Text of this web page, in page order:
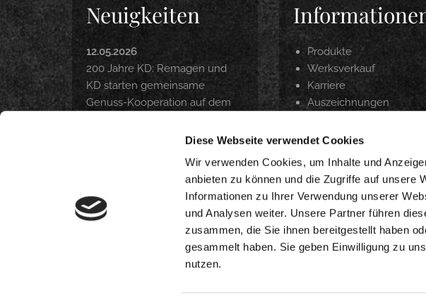
Diese Webseite verwendet Cookies
Wir verwenden Cookies, um Inhalte und
anbieten zu können und die Zugriffe auf unsere
Informationen zu Ihrer Verwendung unserer
und Analysen weiter. Unsere Partner führen
zusammen, die Sie ihnen bereitgestellt haben
gesammelt haben. Sie geben Einwilligung zu
nutzen.
Neuigkeiten
12.05.2026
200 Jahre KD: Remagen und
KD starten gemeinsame
Genuss-Kooperation auf dem
Langfristig Qualität unter
18.03.2026
DANKE. INTERNORGA 2026
Produkte
Werksverkauf
Karriere
Auszeichnungen
Zubereitungsempfehlung